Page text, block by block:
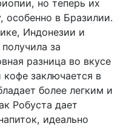
но теперь их
в Бразилии.
Индонезии и
за
разница во вкусе
заключается в
более легким и
Робуста дает
идеально